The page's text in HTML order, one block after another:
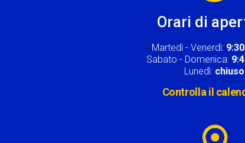
Orari di
Martedì - Venerdì:
Sabato - Domenica:
Lunedì: chiuso
Controlla il